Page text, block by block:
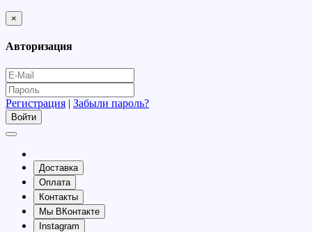
×
Авторизация
Регистрация | Забыли пароль?
Доставка
Оплата
Контакты
Мы ВКонтакте
Instagram